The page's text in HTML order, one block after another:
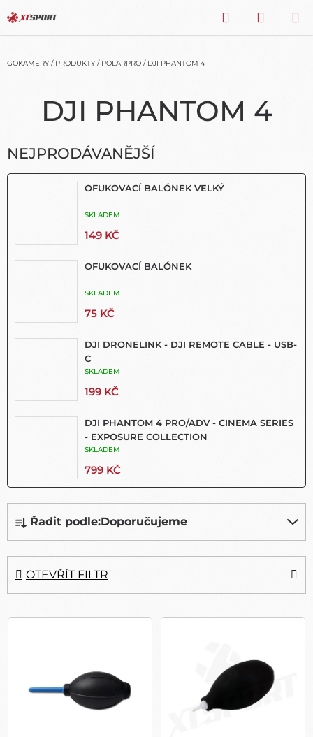
na
HLEDAT
KOŠÍK
GOKAMERY / PRODUKTY / POLARPRO / DJI PHANTOM 4
DJI PHANTOM 4
NEJPRODÁVANĚJŠÍ
OFUKOVACÍ BALÓNEK VELKÝ
SKLADEM
149 KČ
OFUKOVACÍ BALÓNEK
SKLADEM
75 KČ
DJI DRONELINK - DJI REMOTE CABLE - USB-
C
SKLADEM
199 KČ
DJI PHANTOM 4 PRO/ADV - CINEMA SERIES
- EXPOSURE COLLECTION
SKLADEM
799 KČ
A
Z
E
N
Í
R
Řadit podle:Doporučujeme
OTEVŘÍT FILTR
V